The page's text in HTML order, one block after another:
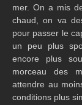
mer. On a mis
chaud, on va
pour passer le
un peu plus
encore plus
morceau des
attendre au
conditions plus